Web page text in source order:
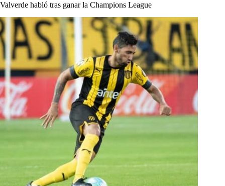
Valverde habló tras ganar la Champions League